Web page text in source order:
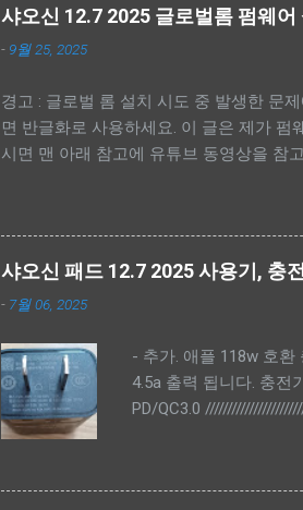
샤오신 12.7 2025 글로벌롬 펌웨어
- 9월 25, 2025
경고 : 글로벌 롬 설치 시도 중 발생한 문
면 반글화로 사용하세요. 이 글은 제가
시면 맨 아래 참고에 유튜브 동영상을
Driver 설치. - scatter 파일 적용.(<펌웨
상 버튼) - 펌웨어 툴 실행.
폴더>\image\download_agent\flash.xml,
체크해제, 업그레이드는 userdata 체크
------------- - 펌웨어 다운로드.
https://mirrors.lolinet.com/firmware/
software fix https://
펌웨어를 다운로드 받으세요. Rescue -
from a list - TB373FU 검색 다운로드 받은
샤오신 패드 12.7 2025 사용기, 충
- 7월 06, 2025
- 추가. 애플 118w 호환
4.5a 출력 됩니다. 충전
PD/QC3.0
전체적으로 마감과 외
교해 인터넷 서핑, 유